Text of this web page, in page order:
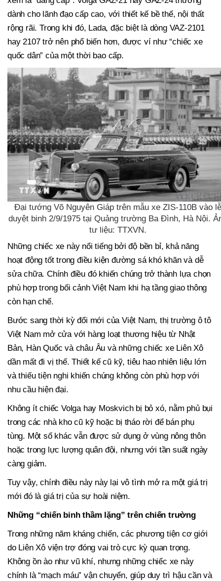
dành cho lãnh đạo cấp cao, với thiết kế bề thế, nội thất
rộng rãi. Trong khi đó, Lada, đặc biệt là dòng VAZ-2101
hay 2107 trở nên phổ biến hơn, được ví như “chiếc xe
quốc dân” của một thời bao cấp.
Đại tướng Võ Nguyên Giáp trên mẫu xe ZIS-110B vào lễ
duyệt binh 2/9/1975 tại Quảng trường Ba Đình, Hà Nội.
tư liệu: TTXVN.
Những chiếc xe này nổi tiếng bởi độ bền bỉ, khả năng
hoạt động tốt trong điều kiện đường sá khó khăn và dễ
sửa chữa. Chính điều đó khiến chúng trở thành lựa chọn
phù hợp trong bối cảnh Việt Nam khi hạ tầng giao thông
còn hạn chế.
Bước sang thời kỳ đổi mới của Việt Nam, thị trường ô tô
Việt Nam mở cửa với hàng loạt thương hiệu từ Nhật
Bản, Hàn Quốc và châu Âu và những chiếc xe Liên Xô
dần mất đi vị thế. Thiết kế cũ kỹ, tiêu hao nhiên liệu lớn
và thiếu tiện nghi khiến chúng không còn phù hợp với
nhu cầu hiện đại.
Không ít chiếc Volga hay Moskvich bị bỏ xó, nằm phủ bụi
trong các nhà kho cũ kỹ hoặc bị tháo rời để bán phụ
tùng. Một số khác vẫn được sử dụng ở vùng nông thôn
hoặc trong lực lượng quân đội, nhưng với tần suất ngày
càng giảm.
Tuy vậy, chính điều này này lại vô tình mở ra một giá trị
mới đó là giá trị của sự hoài niệm.
Những “chiến binh thầm lặng” trên chiến trường
Trong những năm kháng chiến, các phương tiện cơ giới
do Liên Xô viện trợ đóng vai trò cực kỳ quan trọng.
Không ồn ào như vũ khí, nhưng những chiếc xe này
chính là “mạch máu” vận chuyển, giúp duy trì hậu cần và